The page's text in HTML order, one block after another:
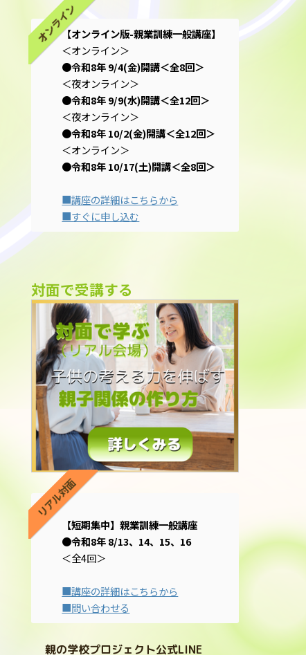
オンライン【オンライン版-親業訓練一般講座】
＜オンライン＞
●令和8年 9/4(金)開講＜全8回＞
＜夜オンライン＞
●令和8年 9/9(水)開講＜全12回＞
＜夜オンライン＞
●令和8年 10/2(金)開講＜全12回＞
＜オンライン＞
●令和8年 10/17(土)開講＜全8回＞
■講座の詳細はこちらから
■すぐに申し込む
対面で受講する
リアル対面
【短期集中】親業訓練一般講座
●令和8年 8/13、14、15、16
＜全4回＞
■講座の詳細はこちらから
■問い合わせる
親の学校プロジェクト公式LINE